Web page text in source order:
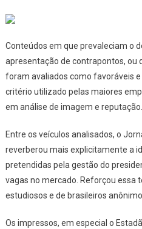
Conteúdos em que prevaleciam o
apresentação de contrapontos, ou
foram avaliados como favoráveis e
critério utilizado pelas maiores
em análise de imagem e reputação.
Entre os veículos analisados, o
reverberou mais explicitamente a
pretendidas pela gestão do
vagas no mercado. Reforçou essa
estudiosos e de brasileiros
Os impressos, em especial o